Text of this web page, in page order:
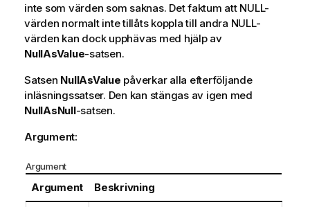
inte som värden som saknas. Det faktum att NULL-
värden normalt inte tillåts koppla till andra NULL-
värden kan dock upphävas med hjälp av
NullAsValue-satsen.
Satsen NullAsValue påverkar alla efterföljande
inläsningssatser. Den kan stängas av igen med
NullAsNull-satsen.
Argument:
Argument
Argument Beskrivning